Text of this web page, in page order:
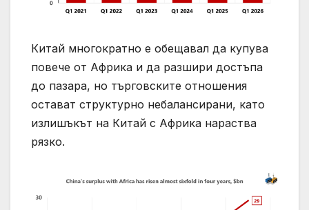
Китай многократно е обещавал да купува
повече от Африка и да разшири достъпа
до пазара, но търговските отношения
остават структурно небалансирани, като
излишъкът на Китай с Африка нараства
рязко.